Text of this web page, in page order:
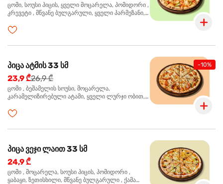
ცომი, სოუსი პიცის, ყველი მოცარელა, პომიდორი ,
კრევეტი , მწვანე ბულგარული, ყველი პარმეზანი,
-10%
პიცა ატმის 33 სმ
23,9 ₾26,9 ₾
ცომი , ბეშამელის სოუსი, მოცარელა,
კარამელიზირებული ატამი, ყველი ლურჯი ობით,
პიცა ვეჯი ლაით 33 სმ
24,9 ₾
ცომი , მოცარელა, სოუსი პიცის, პომიდორი ,
ყაბაყი, ზეთისხილი, მწვანე ბულგარული , ქამა